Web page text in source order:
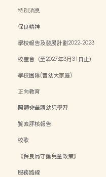
特別消息
保良精神
學校報告及發展計劃2022-2023
校董會（至2027年3月31日止）
學校團隊(曹幼大家庭)
正向教育
照顧非華語幼兒學習
質素評核報告
校歌
《保良局守護兒童政策》
服務路線